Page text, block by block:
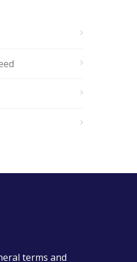
terms and